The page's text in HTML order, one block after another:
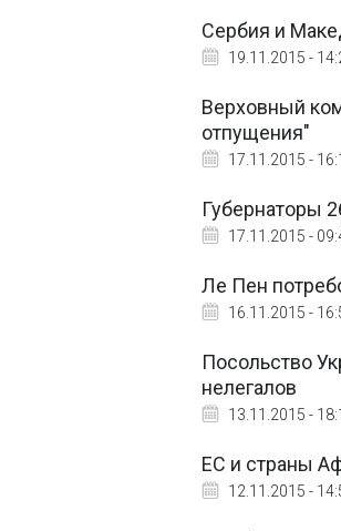
Сербия и
19.11.2015 -
Верховный
отпущения"
17.11.2015 -
Губернаторы
17.11.2015 -
Ле Пен
16.11.2015 -
Посольство
нелегалов
13.11.2015 -
ЕС и страны
12.11.2015 -